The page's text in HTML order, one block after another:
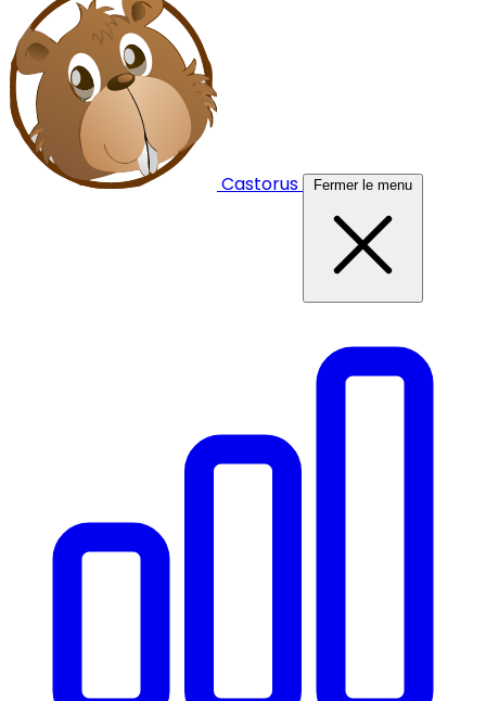
Castorus Fermer le menu